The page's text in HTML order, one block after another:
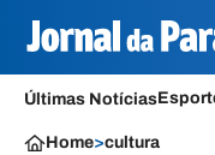
Últimas Notícias
Home>cultura